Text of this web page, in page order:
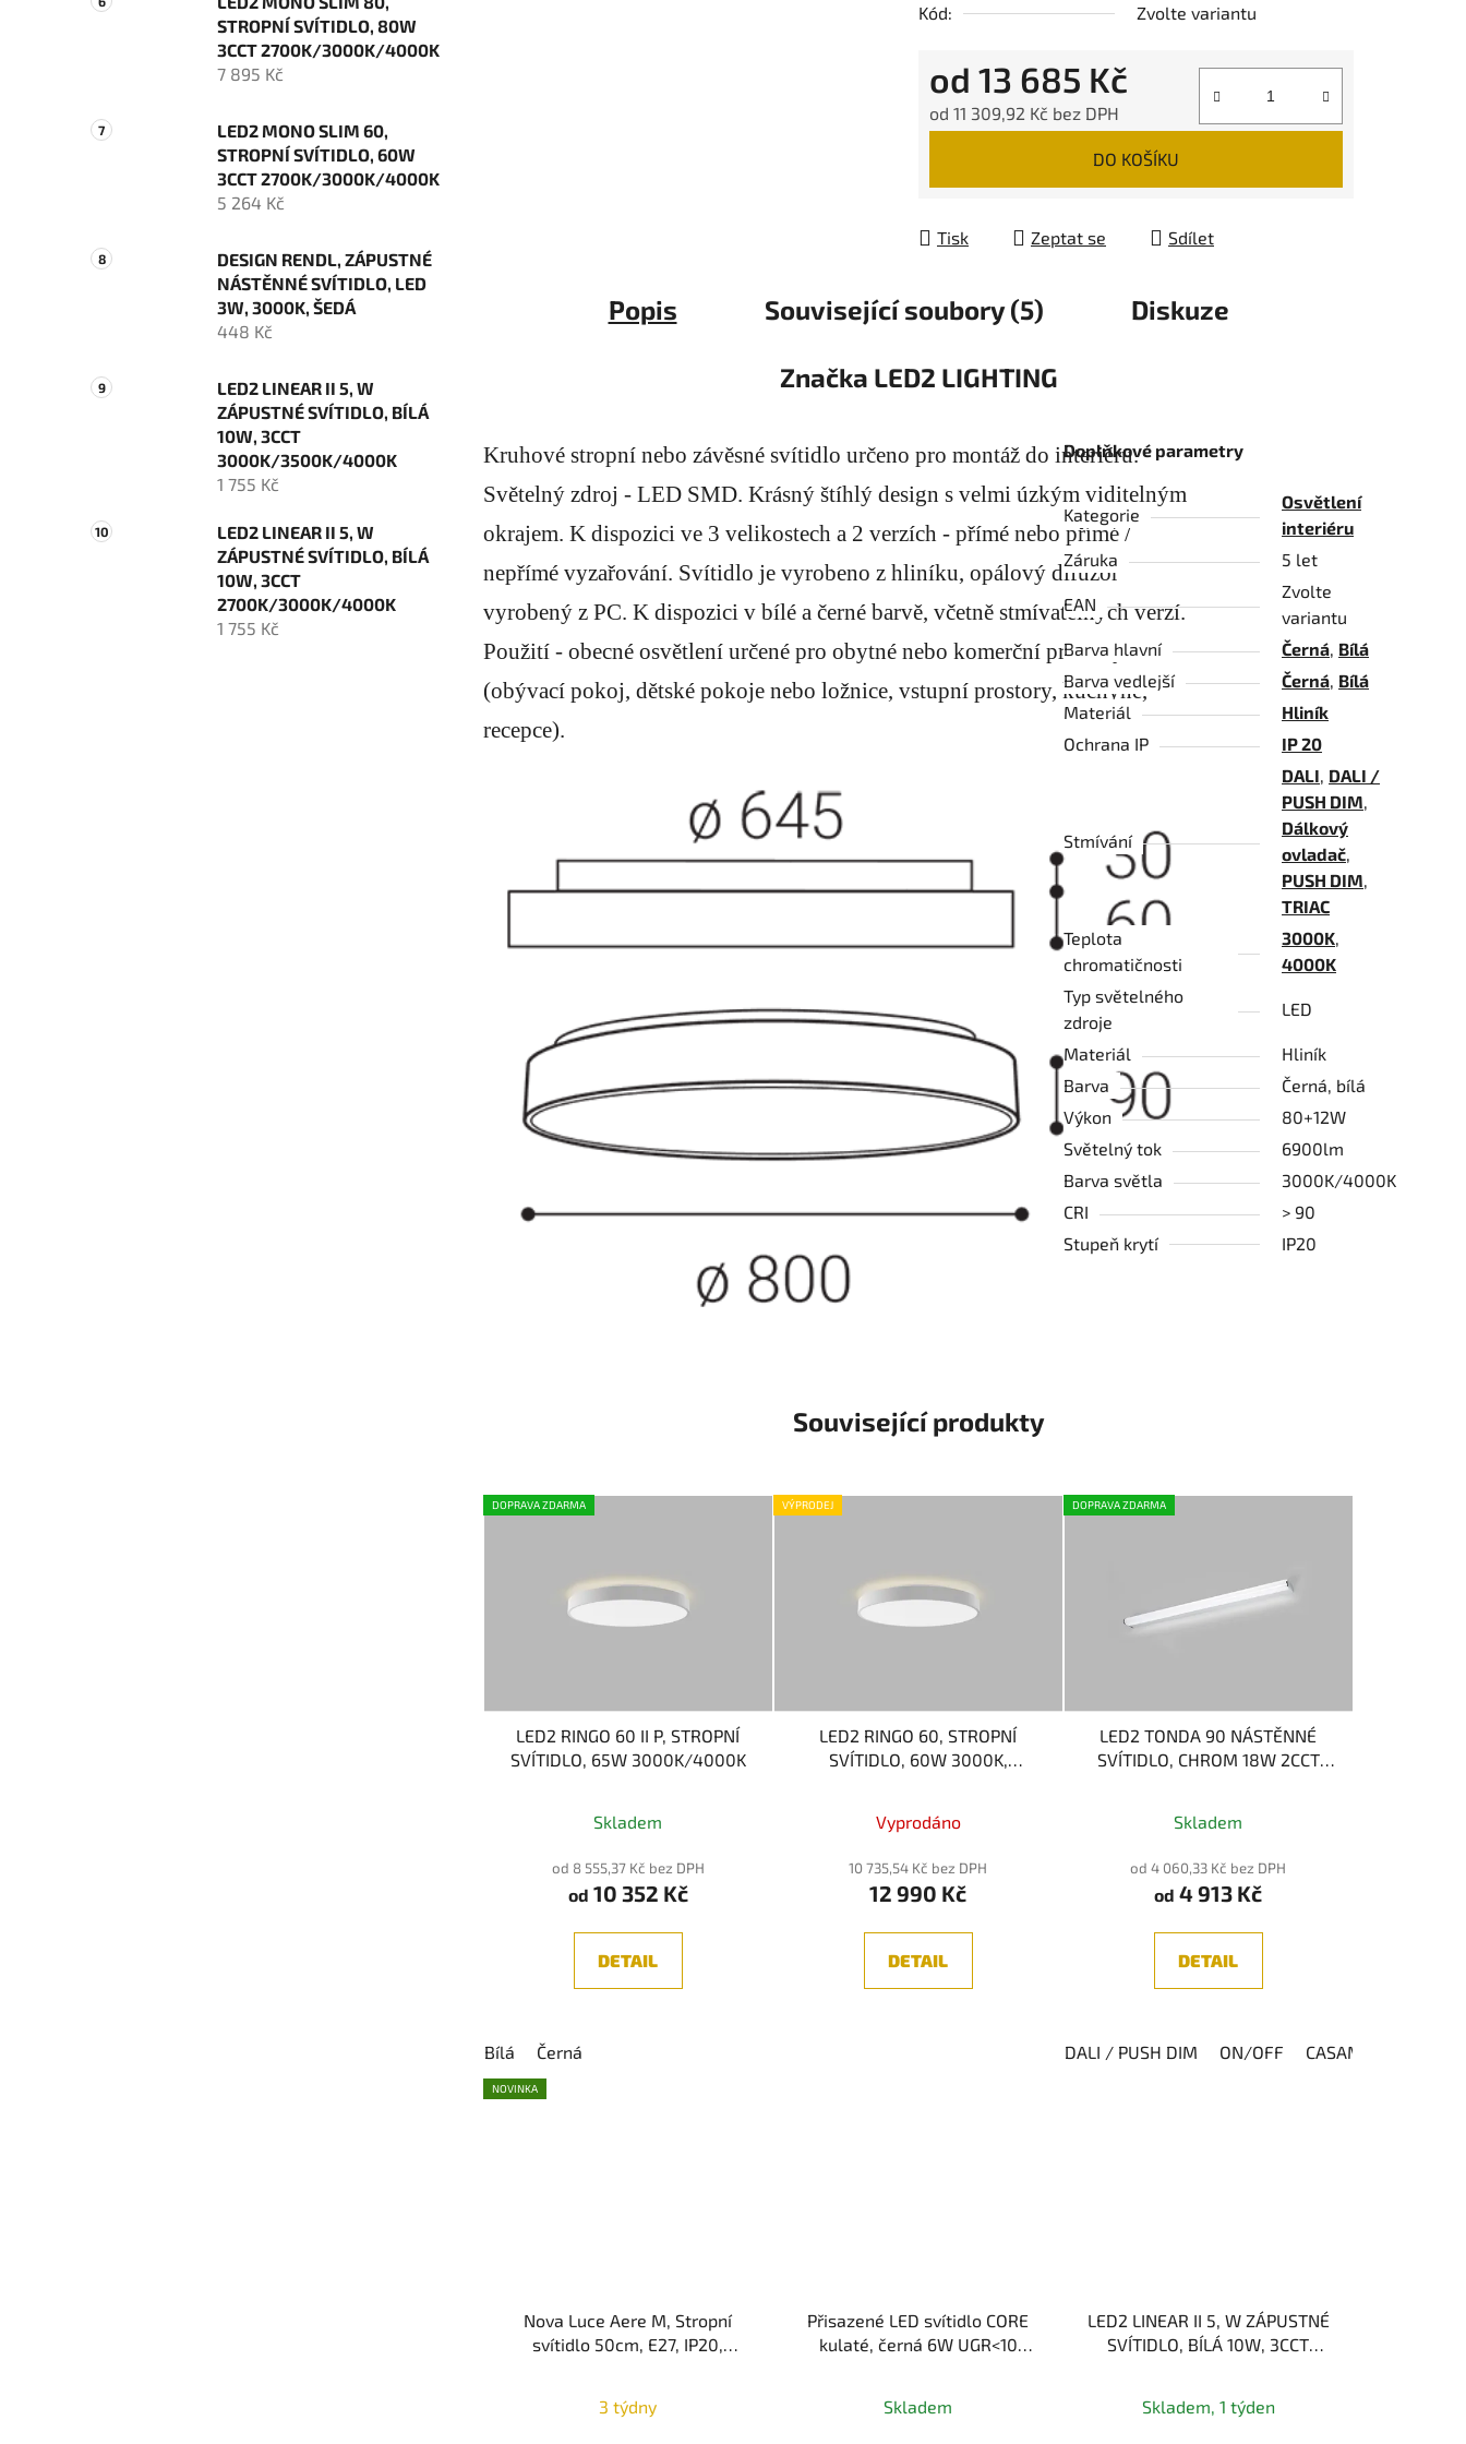
STROPNÍ SVÍTIDLO, 80W
3CCT 2700K/3000K/4000K
7 895 Kč
LED2 MONO SLIM 60,
STROPNÍ SVÍTIDLO, 60W
3CCT 2700K/3000K/4000K
5 264 Kč
DESIGN RENDL, ZÁPUSTNÉ
NÁSTĚNNÉ SVÍTIDLO, LED
3W, 3000K, ŠEDÁ
448 Kč
LED2 LINEAR II 5, W
ZÁPUSTNÉ SVÍTIDLO, BÍLÁ
10W, 3CCT
3000K/3500K/4000K
1 755 Kč
LED2 LINEAR II 5, W
ZÁPUSTNÉ SVÍTIDLO, BÍLÁ
10W, 3CCT
2700K/3000K/4000K
1 755 Kč
Kód:
Zvolte variantu
od 13 685 Kč
od 11 309,92 Kč bez DPH
DO KOŠÍKU
Tisk Zeptat se Sdílet
Popis Související soubory (5) Diskuze
Značka LED2 LIGHTING
Kruhové stropní nebo závěsné svítidlo určeno pro montáž do interiéru.
Světelný zdroj - LED SMD. Krásný štíhlý design s velmi úzkým viditelným
okrajem. K dispozici ve 3 velikostech a 2 verzích - přímé nebo přímé /
nepřímé vyzařování. Svítidlo je vyrobeno z hliníku, opálový difuzor
vyrobený z PC. K dispozici v bílé a černé barvě, včetně stmívatelných verzí.
Použití - obecné osvětlení určené pro obytné nebo komerční prostory
(obývací pokoj, dětské pokoje nebo ložnice, vstupní prostory, kuchyně,
recepce).
Doplňkové parametry
Kategorie
Osvětlení
interiéru
Záruka
5 let
EAN
Zvolte
variantu
Barva hlavní
Černá, Bílá
Barva vedlejší
Černá, Bílá
Materiál
Hliník
Ochrana IP
IP 20
Stmívání
DALI, DALI /
PUSH DIM,
Dálkový
ovladač,
PUSH DIM,
TRIAC
Teplota
chromatičnosti
3000K,
4000K
Typ světelného
zdroje
LED
Materiál
Hliník
Barva
Černá, bílá
Výkon
80+12W
Světelný tok
6900lm
Barva světla
3000K/4000K
CRI
> 90
Stupeň krytí
IP20
Související produkty
DOPRAVA ZDARMA
LED2 RINGO 60 II P, STROPNÍ
SVÍTIDLO, 65W 3000K/4000K
Skladem
od 8 555,37 Kč bez DPH
od 10 352 Kč
DETAIL
Bílá Černá
VÝPRODEJ
LED2 RINGO 60, STROPNÍ
SVÍTIDLO, 60W 3000K,
Vyprodáno
10 735,54 Kč bez DPH
12 990 Kč
DETAIL
DOPRAVA ZDARMA
LED2 TONDA 90 NÁSTĚNNÉ
SVÍTIDLO, CHROM 18W 2CCT
Skladem
od 4 060,33 Kč bez DPH
od 4 913 Kč
DETAIL
DALI / PUSH DIM ON/OFF CASAMBI
NOVINKA
Nova Luce Aere M, Stropní
svítidlo 50cm, E27, IP20,
3 týdny
Přisazené LED svítidlo CORE
kulaté, černá 6W UGR<10
hodnocení
Skladem
LED2 LINEAR II 5, W ZÁPUSTNÉ
SVÍTIDLO, BÍLÁ 10W, 3CCT
Skladem, 1 týden